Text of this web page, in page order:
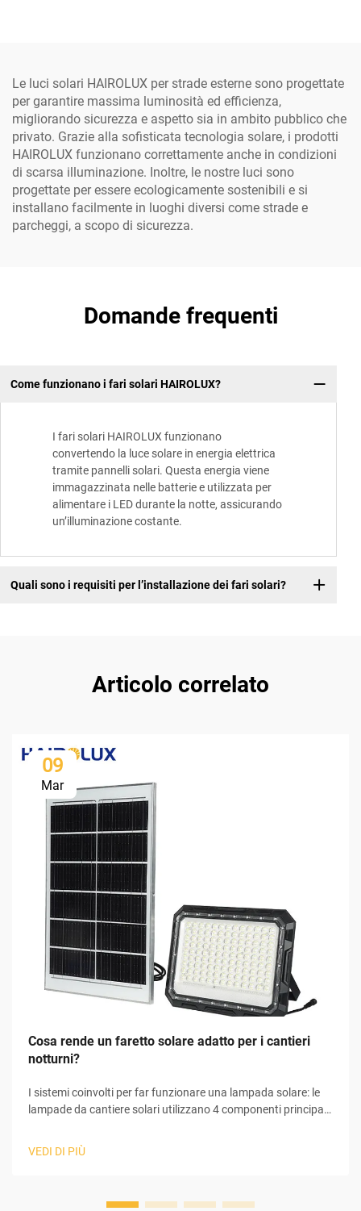
Le luci solari HAIROLUX per strade esterne sono progettate
per garantire massima luminosità ed efficienza,
migliorando sicurezza e aspetto sia in ambito pubblico che
privato. Grazie alla sofisticata tecnologia solare, i prodotti
HAIROLUX funzionano correttamente anche in condizioni
di scarsa illuminazione. Inoltre, le nostre luci sono
progettate per essere ecologicamente sostenibili e si
installano facilmente in luoghi diversi come strade e
parcheggi, a scopo di sicurezza.
Domande frequenti
Come funzionano i fari solari HAIROLUX?
I fari solari HAIROLUX funzionano
convertendo la luce solare in energia elettrica
tramite pannelli solari. Questa energia viene
immagazzinata nelle batterie e utilizzata per
alimentare i LED durante la notte, assicurando
un’illuminazione costante.
Quali sono i requisiti per l’installazione dei fari solari?
Articolo correlato
09
Mar
Cosa rende un faretto solare adatto per i cantieri
notturni?
I sistemi coinvolti per far funzionare una lampada solare: le
lampade da cantiere solari utilizzano 4 componenti principali
necessaria al loro funzionamento. All'inizio del processo, il
VEDI DI PIÙ